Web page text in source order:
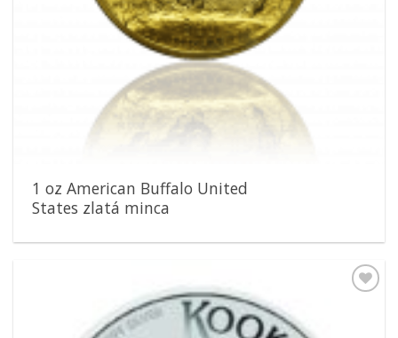
1 oz American Buffalo United
States zlatá minca